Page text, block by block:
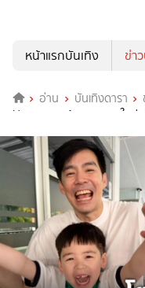
หน้าแรกบันเทิง
ข่า
อ่าน บันเทิงดารา
ฟันหลุดมาพร้อมทรงผมใหม่